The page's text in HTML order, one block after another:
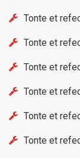
Tonte et
Tonte et
Tonte et
Tonte et
Tonte et
Tonte et